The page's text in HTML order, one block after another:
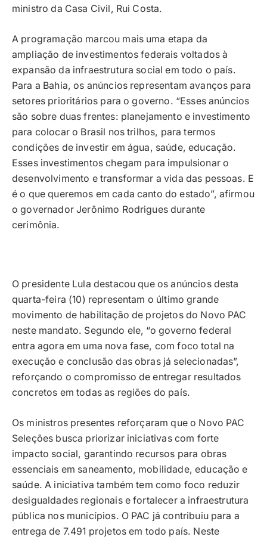
ministro da Casa Civil, Rui Costa.
A programação marcou mais uma etapa da
ampliação de investimentos federais voltados à
expansão da infraestrutura social em todo o país.
Para a Bahia, os anúncios representam avanços para
setores prioritários para o governo. “Esses anúncios
são sobre duas frentes: planejamento e investimento
para colocar o Brasil nos trilhos, para termos
condições de investir em água, saúde, educação.
Esses investimentos chegam para impulsionar o
desenvolvimento e transformar a vida das pessoas. E
é o que queremos em cada canto do estado”, afirmou
o governador Jerônimo Rodrigues durante
cerimônia.
O presidente Lula destacou que os anúncios desta
quarta-feira (10) representam o último grande
movimento de habilitação de projetos do Novo PAC
neste mandato. Segundo ele, “o governo federal
entra agora em uma nova fase, com foco total na
execução e conclusão das obras já selecionadas”,
reforçando o compromisso de entregar resultados
concretos em todas as regiões do país.
Os ministros presentes reforçaram que o Novo PAC
Seleções busca priorizar iniciativas com forte
impacto social, garantindo recursos para obras
essenciais em saneamento, mobilidade, educação e
saúde. A iniciativa também tem como foco reduzir
desigualdades regionais e fortalecer a infraestrutura
pública nos municípios. O PAC já contribuiu para a
entrega de 7.491 projetos em todo país. Neste